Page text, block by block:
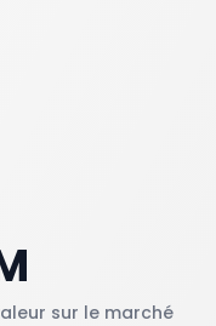
sur le marché